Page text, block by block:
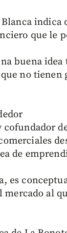
indica
que le
buena
no
cofundador
de
es
mercado al